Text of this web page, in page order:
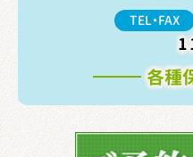
TEL・FAX
各種